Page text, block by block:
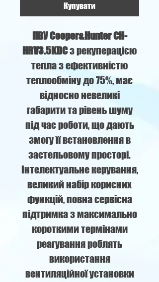
Купувати
ПВУ Cooper&Hunter CH-
HRV3.5KDCз рекуперацією
тепла з ефективністю
теплообміну до 75%, має
відносно невеликі
габарити та рівень шуму
під час роботи, що дають
змогу її встановлення в
застельовому просторі.
Інтелектуальне керування,
великий набір корисних
функцій, повна сервісна
підтримка з максимально
короткими термінами
реагування роблять
використання
вентиляційної установки